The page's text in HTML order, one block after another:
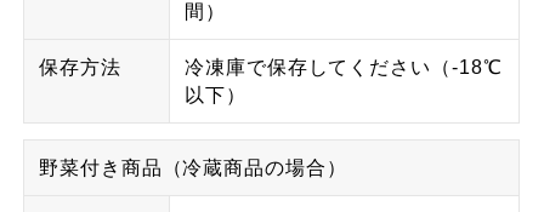
間）
保存方法
冷凍庫で保存してください（-18℃
以下）
野菜付き商品（冷蔵商品の場合）